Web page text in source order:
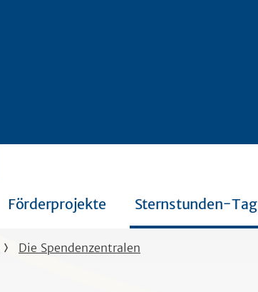
Förderprojekte Sternstunden-Tag
Die Spendenzentralen